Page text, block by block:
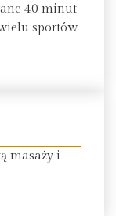
40 minut
sportów
masaży i